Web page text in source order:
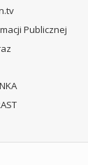
Publicznej